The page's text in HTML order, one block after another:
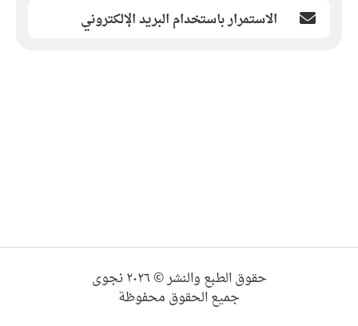
الاستمرار باستخدام البريد الإلكتروني
حقوق الطبع والنشر © ٢٠٢٦ نجوى
جميع الحقوق محفوظة